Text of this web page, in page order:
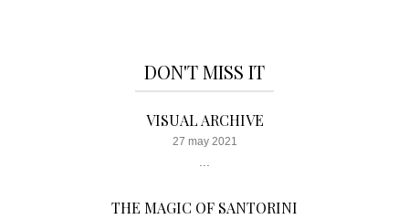
DON'T MISS IT
VISUAL ARCHIVE
27 may 2021
...
THE MAGIC OF SANTORINI